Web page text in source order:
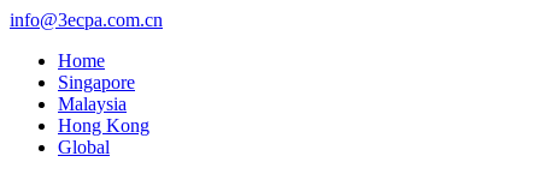
跳
info@3ecpa.com.cn
Home
Singapore
Malaysia
Hong Kong
Global